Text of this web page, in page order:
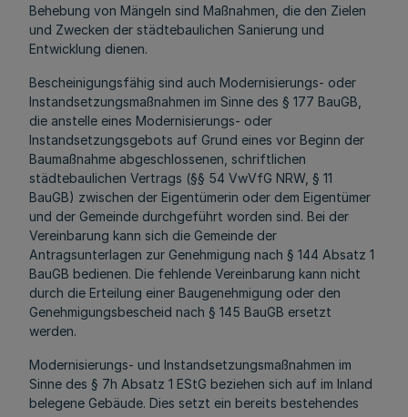
Behebung von Mängeln sind Maßnahmen, die den Zielen
und Zwecken der städtebaulichen Sanierung und
Entwicklung dienen.
Bescheinigungsfähig sind auch Modernisierungs- oder
Instandsetzungsmaßnahmen im Sinne des § 177 BauGB,
die anstelle eines Modernisierungs- oder
Instandsetzungsgebots auf Grund eines vor Beginn der
Baumaßnahme abgeschlossenen, schriftlichen
städtebaulichen Vertrags (§§ 54 VwVfG NRW, § 11
BauGB) zwischen der Eigentümerin oder dem Eigentümer
und der Gemeinde durchgeführt worden sind. Bei der
Vereinbarung kann sich die Gemeinde der
Antragsunterlagen zur Genehmigung nach § 144 Absatz 1
BauGB bedienen. Die fehlende Vereinbarung kann nicht
durch die Erteilung einer Baugenehmigung oder den
Genehmigungsbescheid nach § 145 BauGB ersetzt
werden.
Modernisierungs- und Instandsetzungsmaßnahmen im
Sinne des § 7h Absatz 1 EStG beziehen sich auf im Inland
belegene Gebäude. Dies setzt ein bereits bestehendes